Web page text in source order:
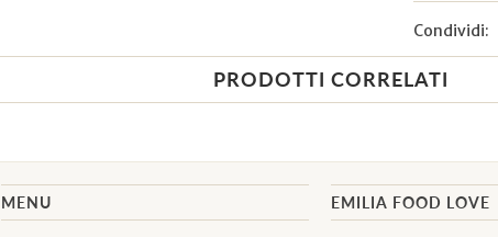
Condividi:
PRODOTTI CORRELATI
MENU EMILIA FOOD LOVE